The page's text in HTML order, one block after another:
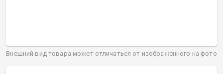
Внешний вид товара может отличаться от изображенного на фото